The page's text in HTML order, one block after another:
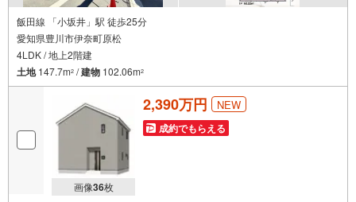
飯田線 「小坂井」駅 徒歩25分
愛知県豊川市伊奈町原松
4LDK / 地上2階建
土地147.7m2 /建物 102.06m2
画像36枚
2,390万円 NEW
成約でもらえる